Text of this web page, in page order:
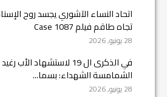
اتحاد النساء الآشوري يجسد روح
تجاه طاقم فيلم Case 1087
28 يونيو, 2026
في الذكرى ال 19 لاستشهاد
الشمامسة الشهداء: بسما...
28 يونيو, 2026